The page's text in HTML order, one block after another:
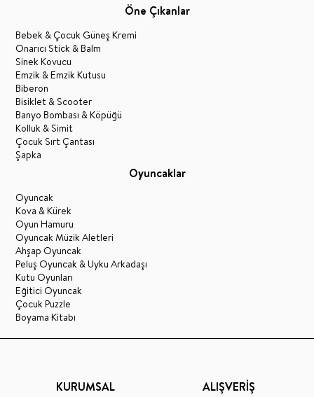
Öne Çıkanlar
Bebek & Çocuk Güneş Kremi
Onarıcı Stick & Balm
Sinek Kovucu
Emzik & Emzik Kutusu
Biberon
Bisiklet & Scooter
Banyo Bombası & Köpüğü
Kolluk & Simit
Çocuk Sırt Çantası
Şapka
Oyuncaklar
Oyuncak
Kova & Kürek
Oyun Hamuru
Oyuncak Müzik Aletleri
Ahşap Oyuncak
Peluş Oyuncak & Uyku Arkadaşı
Kutu Oyunları
Eğitici Oyuncak
Çocuk Puzzle
Boyama Kitabı
KURUMSAL ALIŞVERİŞ